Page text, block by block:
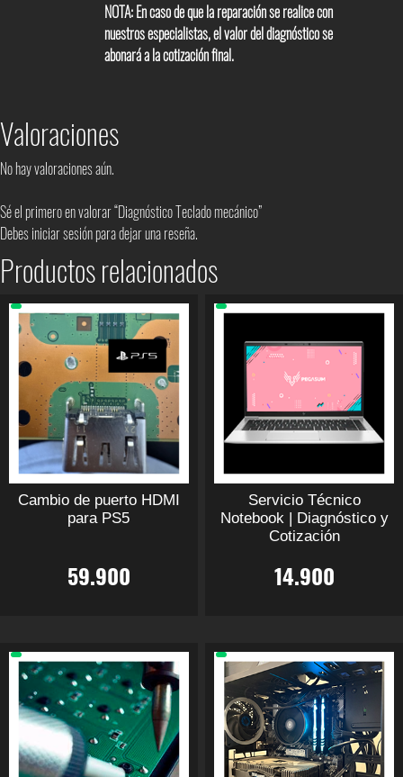
NOTA: En caso de que la reparación se realice con
nuestros especialistas, el valor del diagnóstico se
abonará a la cotización final.
Valoraciones
No hay valoraciones aún.
Sé el primero en valorar “Diagnóstico Teclado mecánico”
Debesiniciar sesiónpara dejar una reseña.
Productos relacionados
Cambio de puerto HDMI
para PS5
59.900
tiene
múltiples
variantes.
Las
opciones
Servicio Técnico
Notebook | Diagnóstico y
Cotización
14.900
tiene
múltiples
variantes.
Las
opciones